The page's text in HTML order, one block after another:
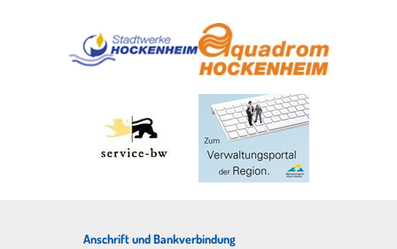
Anschrift und Bankverbindung